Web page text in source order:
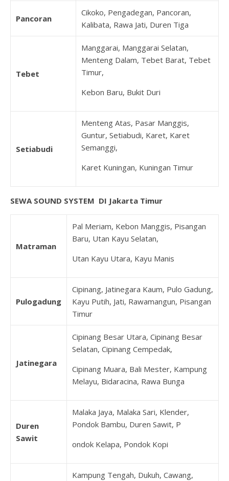
Pancoran
Cikoko, Pengadegan, Pancoran,
Kalibata, Rawa Jati, Duren Tiga
Tebet
Manggarai, Manggarai Selatan,
Menteng Dalam, Tebet Barat, Tebet
Timur,
Kebon Baru, Bukit Duri
Setiabudi
Menteng Atas, Pasar Manggis,
Guntur, Setiabudi, Karet, Karet
Semanggi,
Karet Kuningan, Kuningan Timur
SEWA SOUND SYSTEM DI Jakarta Timur
Matraman
Pal Meriam, Kebon Manggis, Pisangan
Baru, Utan Kayu Selatan,
Utan Kayu Utara, Kayu Manis
Pulogadung
Cipinang, Jatinegara Kaum, Pulo Gadung,
Kayu Putih, Jati, Rawamangun, Pisangan
Timur
Jatinegara
Cipinang Besar Utara, Cipinang Besar
Selatan, Cipinang Cempedak,
Cipinang Muara, Bali Mester, Kampung
Melayu, Bidaracina, Rawa Bunga
Duren
Sawit
Malaka Jaya, Malaka Sari, Klender,
Pondok Bambu, Duren Sawit, P
ondok Kelapa, Pondok Kopi
Kampung Tengah, Dukuh, Cawang,